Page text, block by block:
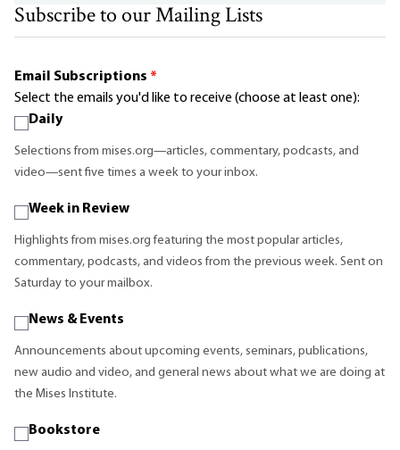
Subscribe to our Mailing Lists
Email Subscriptions *
Select the emails you'd like to receive (choose at least one):
Daily
Selections from mises.org—articles, commentary, podcasts, and
video—sent five times a week to your inbox.
Week in Review
Highlights from mises.org featuring the most popular articles,
commentary, podcasts, and videos from the previous week. Sent on
Saturday to your mailbox.
News & Events
Announcements about upcoming events, seminars, publications,
new audio and video, and general news about what we are doing at
the Mises Institute.
Bookstore